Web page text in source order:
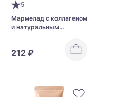
5
Мармелад с коллагеном
и натуральным
Kanro Puregumi Grape
212 ₽